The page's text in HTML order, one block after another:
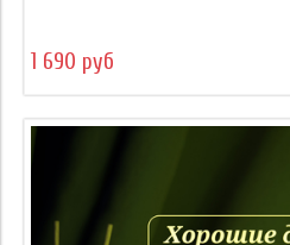
1 690 руб